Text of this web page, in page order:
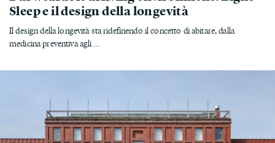
Sleep e il design della longevità
Il design della longevità sta ridefinendo il concetto di abitare, dalla
medicina preventiva agli ...